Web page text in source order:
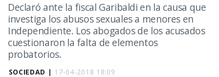
SOCIEDAD | 17-04-2018 18:09
Declaró ante la fiscal Garibaldi en la causa que
investiga los abusos sexuales a menores en
Independiente. Los abogados de los acusados
cuestionaron la falta de elementos
probatorios.